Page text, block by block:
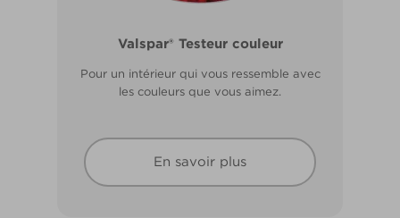
Valspar® Testeur couleur
Pour un intérieur qui vous ressemble avec
les couleurs que vous aimez.
En savoir plus
Valspar® Pro Extérieur Boiseries et
Résiste aux fissures et à l’écaillage. Résiste